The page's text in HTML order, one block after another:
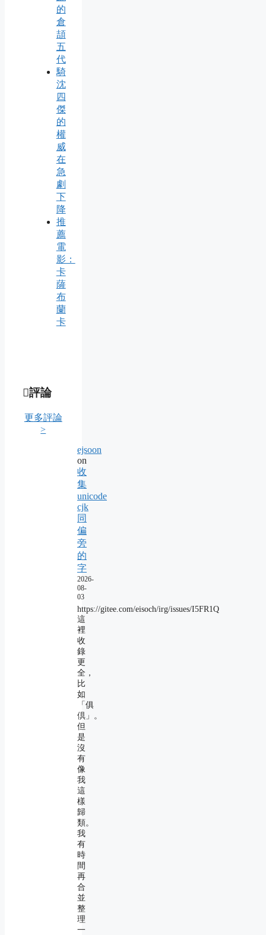
的
倉
頡
五
代
騎
沈
四
傑
的
權
威
在
急
劇
下
降
推
薦
電
影：
卡
薩
布
蘭
卡
評論
更多評論
>
ejsoon
on
收
集
unicode
cjk
同
偏
旁
的
字
2026-
08-
03
https://gitee.com/eisoch/irg/issues/I5FR1Q
這
裡
收
錄
更
全，
比
如
「俱
倶」。
但
是
沒
有
像
我
這
樣
歸
類。
我
有
時
間
再
合
並
整
理
一